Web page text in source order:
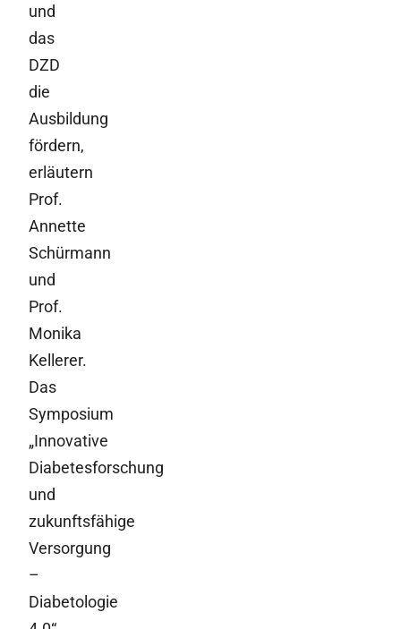
und
das
DZD
die
Ausbildung
fördern,
erläutern
Prof.
Annette
Schürmann
und
Prof.
Monika
Kellerer.
Das
Symposium
„Innovative
Diabetesforschung
und
zukunftsfähige
Versorgung
–
Diabetologie